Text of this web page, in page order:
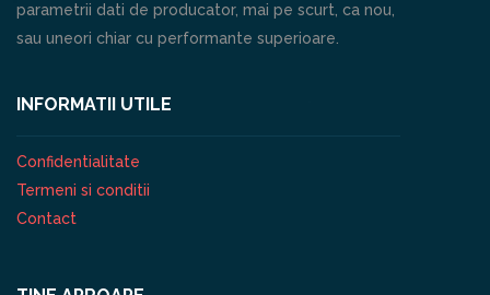
parametrii dati de producator, mai pe scurt, ca nou,
sau uneori chiar cu performante superioare.
INFORMATII UTILE
Confidentialitate
Termeni si conditii
Contact